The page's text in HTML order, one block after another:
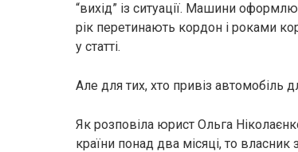
“вихід” із ситуації. Машини
рік перетинають кордон і роками
у статті.
Але для тих, хто привіз автомобіль
Як розповіла юрист Ольга
країни понад два місяці, то власник